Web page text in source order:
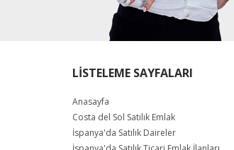
LİSTELEME SAYFALARI
Anasayfa
Costa del Sol Satılık Emlak
İspanya'da Satılık Daireler